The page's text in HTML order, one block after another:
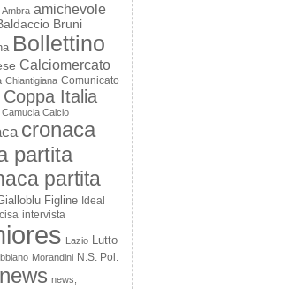
Ambra amichevole
Bruni
Bollettino
Calciomercato
Chiantigiana Comunicato
Coppa Italia
Calcio
cronaca
partita
partita
Figline Ideal
intervista
Lazio Lutto
Morandini N.S. Pol.
news news;